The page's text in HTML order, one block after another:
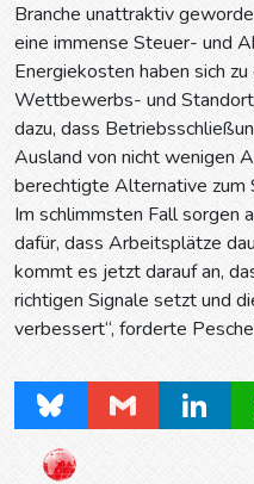
Branche unattraktiv
eine immense Steuer- und
Energiekosten haben sich
Wettbewerbs- und
dazu, dass
Ausland von nicht wenigen
berechtigte Alternative zum
Im schlimmsten Fall sorgen
dafür, dass Arbeitsplätze
kommt es jetzt darauf an,
richtigen Signale setzt und
verbessert“, forderte
Bluesky Gmail